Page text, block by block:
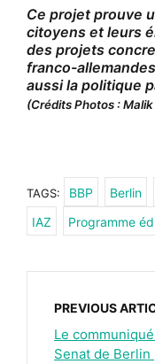
Ce projet prouve
citoyens et leurs
des projets
franco-
aussi la politique
(Crédits Photos :
TAGS: BBP Berlin
IAZ
Programme
PREVIOUS
Le
Senat de Berlin